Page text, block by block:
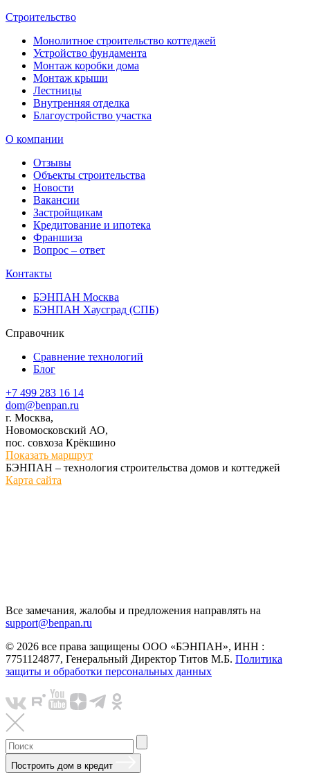
Строительство
Монолитное строительство коттеджей
Устройство фундамента
Монтаж коробки дома
Монтаж крыши
Лестницы
Внутренняя отделка
Благоустройство участка
О компании
Отзывы
Объекты строительства
Новости
Вакансии
Застройщикам
Кредитование и ипотека
Франшиза
Вопрос – ответ
Контакты
БЭНПАН Москва
БЭНПАН Хаусград (СПБ)
Справочник
Сравнение технологий
Блог
+7 499 283 16 14
dom@benpan.ru
г. Москва,
Новомосковский АО,
пос. совхоза Крёкшино
Показать маршрут
БЭНПАН – технология строительства домов и коттеджей
Карта сайта
Все замечания, жалобы и предложения направлять на
support@benpan.ru
© 2026 все права защищены ООО «БЭНПАН», ИНН :
7751124877, Генеральный Директор Титов М.Б. Политика
защиты и обработки персональных данных
Построить дом в кредит